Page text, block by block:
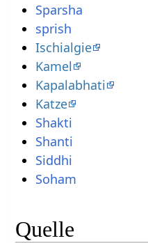
Sparsha
sprish
Ischialgie
Kamel
Kapalabhati
Katze
Shakti
Shanti
Siddhi
Soham
Quelle